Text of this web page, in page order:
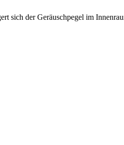
der Geräuschpegel im